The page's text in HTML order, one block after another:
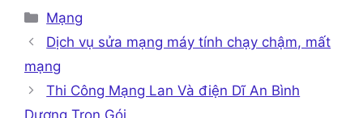
Danh
mục
Mạng
Dịch vụ sửa mạng máy tính chạy chậm, mất
mạng
Thi Công Mạng Lan Và điện Dĩ An Bình
Dương Trọn Gói